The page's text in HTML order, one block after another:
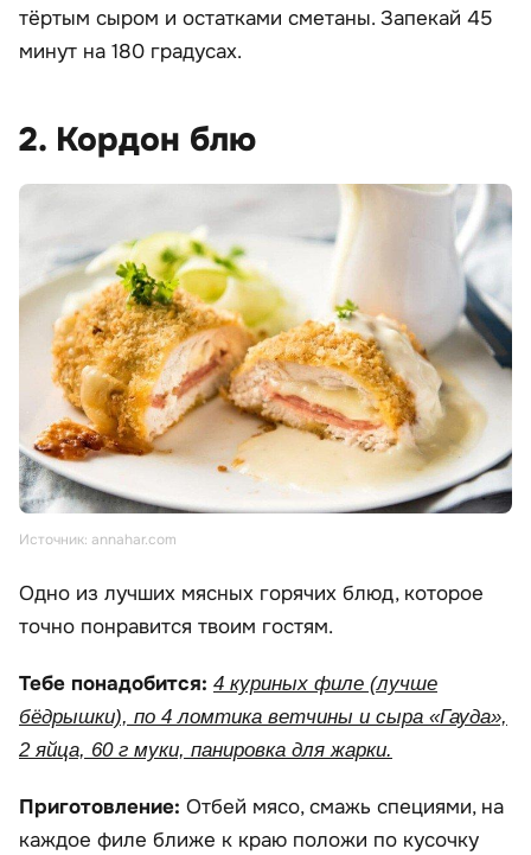
тёртым сыром и остатками сметаны. Запекай 45
минут на 180 градусах.
2. Кордон блю
Источник: annahar.com
Одно из лучших мясных горячих блюд, которое
точно понравится твоим гостям.
Тебе понадобится: 4 куриных филе (лучше
бёдрышки), по 4 ломтика ветчины и сыра «Гауда»,
2 яйца, 60 г муки, панировка для жарки.
Приготовление: Отбей мясо, смажь специями, на
каждое филе ближе к краю положи по кусочку